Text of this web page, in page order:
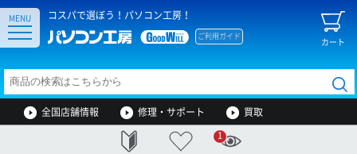
コスパで選ぼう！パソコン工房！
カート
ご利用ガイド
MENU
全国店舗情報 修理・サポート 買取
1